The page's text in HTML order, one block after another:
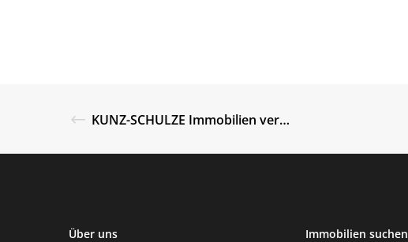
KUNZ-SCHULZE Immobilien vermittelt Bürofläche im L29 an busitec GmbH
Über uns Immobilien suchen